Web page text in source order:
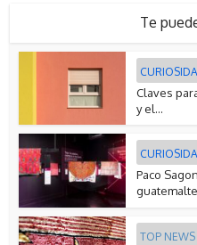
Te
Claves
y el...
Paco
TOP NEWS